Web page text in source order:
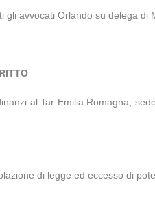
avvocati Orlando su delega di
al Tar Emilia Romagna,
di legge ed eccesso di